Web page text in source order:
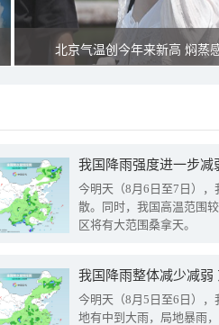
北京气温创今年来新高 焖蒸
今明天（8月6日至7日）
散。同时，我国高温范围
区将有大范围桑拿天。
我国降雨整体减少减弱
今明天（8月5日至6日）
地有中到大雨，局地暴雨